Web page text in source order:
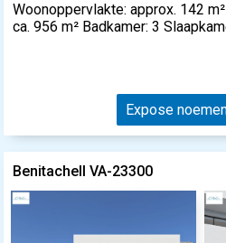
Woonoppervlakte: approx. 142
ca. 956 m² Badkamer: 3
Expose
Benitachell VA-23300